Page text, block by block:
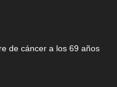
de cáncer a los 69 años